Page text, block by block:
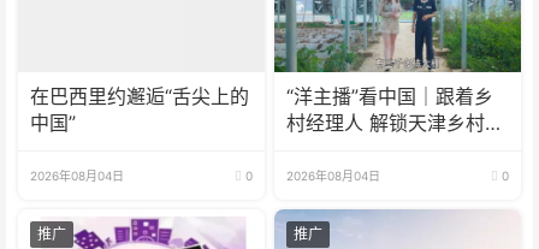
在巴西里约邂逅“舌尖上的
中国”
2026年08月04日 0
“洋主播”看中国｜跟着乡
村经理人 解锁天津乡村振
2026年08月04日 0
推广 推广